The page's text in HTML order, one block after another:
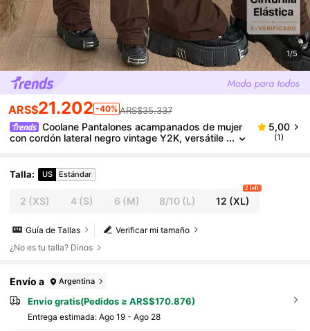
1/5
ARS$21.202 -40% ARS$35.337
Coolane Pantalones acampanados de mujer
con cordón lateral negro vintage Y2K, versátile
5,00
(1)
Talla: US Estándar
2 (XS) 4(S) 6 (M) 8/10 (L) 12 (XL)
2 left
Verificar mi tamaño
Guía de Tallas
¿No es tu talla? Dinos
Envío a Argentina
Envío gratis(Pedidos ≥ ARS$170.876)
Entrega estimada: Ago 19 - Ago 28